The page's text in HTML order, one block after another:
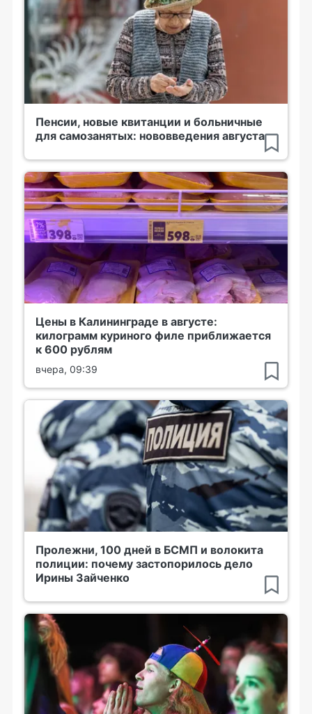
Пенсии, новые квитанции и больничные
для самозанятых: нововведения августа
Цены в Калининграде в августе:
килограмм куриного филе приближается
к 600 рублям
вчера, 09:39
Пролежни, 100 дней в БСМП и волокита
полиции: почему застопорилось дело
Ирины Зайченко